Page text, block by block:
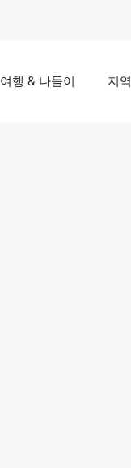
여행 & 나들이 지